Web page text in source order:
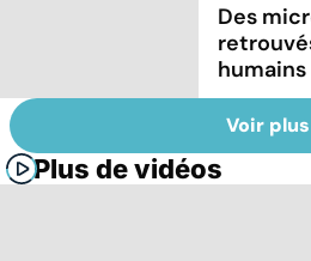
Des
humains
Voir plus
Plus de vidéos